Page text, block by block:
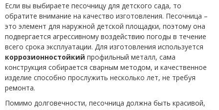
Если вы выбираете песочницу для детского сада, то
обратите внимание на качество изготовления. Песочница –
это элемент для наружной детской площадки, поэтому она
подвергается агрессивному воздействию погоды в течение
всего срока эксплуатации. Для изготовления используется
коррозионностойкий профильный металл, сама
конструкция собирается сварным методом, и качественное
изделие способно прослужить несколько лет, не требуя
ремонта.
Помимо долговечности, песочница должна быть красивой,